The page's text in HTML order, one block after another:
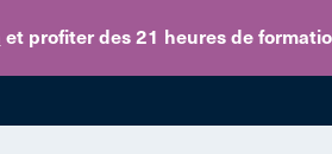
et profiter des 21 heures de
Skip to main content